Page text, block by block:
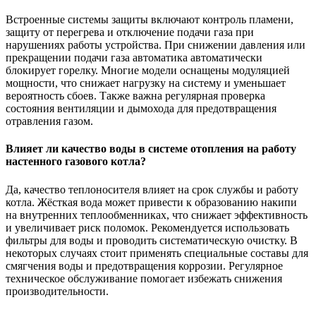
Встроенные системы защиты включают контроль пламени,
защиту от перегрева и отключение подачи газа при
нарушениях работы устройства. При снижении давления или
прекращении подачи газа автоматика автоматически
блокирует горелку. Многие модели оснащены модуляцией
мощности, что снижает нагрузку на систему и уменьшает
вероятность сбоев. Также важна регулярная проверка
состояния вентиляции и дымохода для предотвращения
отравления газом.
Влияет ли качество воды в системе отопления на работу
настенного газового котла?
Да, качество теплоносителя влияет на срок службы и работу
котла. Жёсткая вода может привести к образованию накипи
на внутренних теплообменниках, что снижает эффективность
и увеличивает риск поломок. Рекомендуется использовать
фильтры для воды и проводить систематическую очистку. В
некоторых случаях стоит применять специальные составы для
смягчения воды и предотвращения коррозии. Регулярное
техническое обслуживание помогает избежать снижения
производительности.